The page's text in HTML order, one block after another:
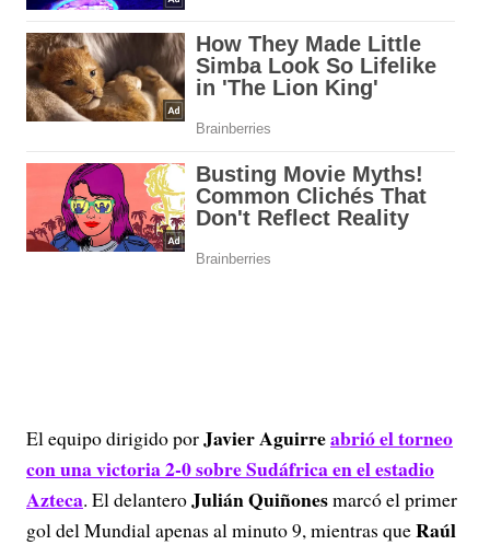
El equipo dirigido porJavier Aguirreabrió el torneo
con una victoria 2-0 sobre Sudáfrica en el estadio
Azteca. El delanteroJulián Quiñonesmarcó el primer
gol del Mundial apenas al minuto 9, mientras queRaúl